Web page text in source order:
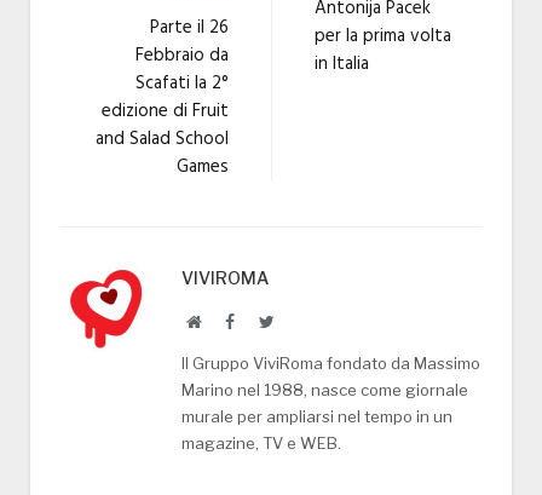
Parte il 26
Febbraio da
Scafati la 2°
edizione di Fruit
and Salad School
Games
Antonija Pacek
per la prima volta
in Italia
VIVIROMA
WebsiteFacebookTwitter
Il Gruppo ViviRoma fondato da Massimo
Marino nel 1988, nasce come giornale
murale per ampliarsi nel tempo in un
magazine, TV e WEB.